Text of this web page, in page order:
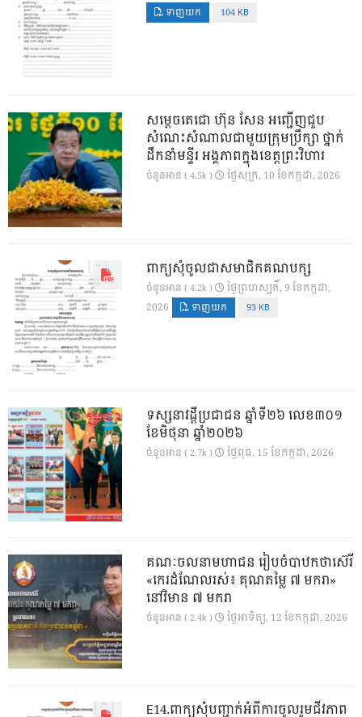
ទាញយក 104 KB
សម្តេចតេជោ ហ៊ុន សែន អញ្ជើញជួប
សំណេះសំណាលជាមួយក្រុមប្រឹក្សា ថ្នាក់
ដឹកនាំមន្ទីរ អង្គភាពក្នុងខេត្តព្រះវិហារ
ចំនួនអាន ( 4.5k ) ថ្ងៃ​សុក្រ, 10 ខែ​កក្កដា, 2026
ពាក្យសុំចូលជាសមាជិកគណបក្ស
ចំនួនអាន ( 4.2k )
ថ្ងៃ​ព្រហស្បតិ៍, 9 ខែ​កក្កដា,
2026
ទាញយក 93 KB
ទស្សនាវដ្ដីប្រជាជន ឆ្នាំទី២៦ លេខ៣០១
ខែមិថុនា ឆ្នាំ២០២៦
ចំនួនអាន ( 2.7k ) ថ្ងៃ​ពុធ, 15 ខែ​កក្កដា, 2026
គណៈចលនាមហាជន រៀបចំបាឋកថាស៊េរី
«កេរដំណែលរស់៖ គុណតម្លៃ ៧ មករា»
នៅវិមាន ៧ មករា
ចំនួនអាន ( 2.4k ) ថ្ងៃ​អាទិត្យ, 12 ខែ​កក្កដា, 2026
E14.ពាក្យសុំបញ្ជាក់អំពីការចូលរួមជីវភាព